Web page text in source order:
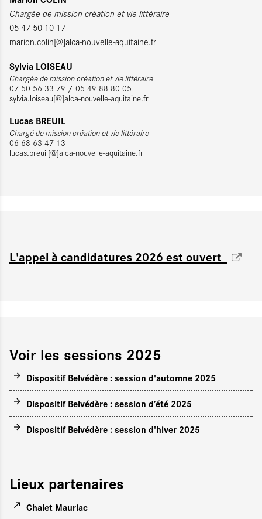
Chargée de mission création et vie littéraire
05 47 50 10 17
marion.colin[@]alca-nouvelle-aquitaine.fr
Sylvia LOISEAU
Chargée de mission création et vie littéraire
07 50 56 33 79 / 05 49 88 80 05
sylvia.loiseau[@]alca-nouvelle-aquitaine.fr
Lucas BREUIL
Chargé de mission création et vie littéraire
06 68 63 47 13
lucas.breuil[@]alca-nouvelle-aquitaine.fr
L'appel à candidatures 2026 est ouvert
Voir les sessions 2025
Dispositif Belvédère : session d'automne 2025
Dispositif Belvédère : session d’été 2025
Dispositif Belvédère : session d'hiver 2025
Lieux partenaires
Chalet Mauriac